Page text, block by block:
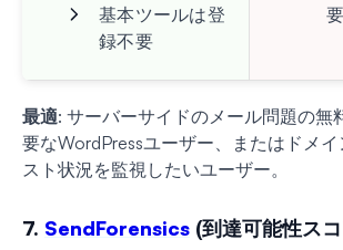
基本ツールは登
録不要
最適: サーバーサイドのメール問題の無
要なWordPressユーザー、またはドメイ
スト状況を監視したいユーザー。
7. SendForensics (到達可能性ス